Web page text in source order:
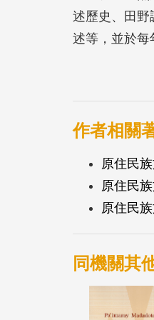
述歷史、田野
述等，並於每
作者相關
原住民
原住民
原住民
同機關其